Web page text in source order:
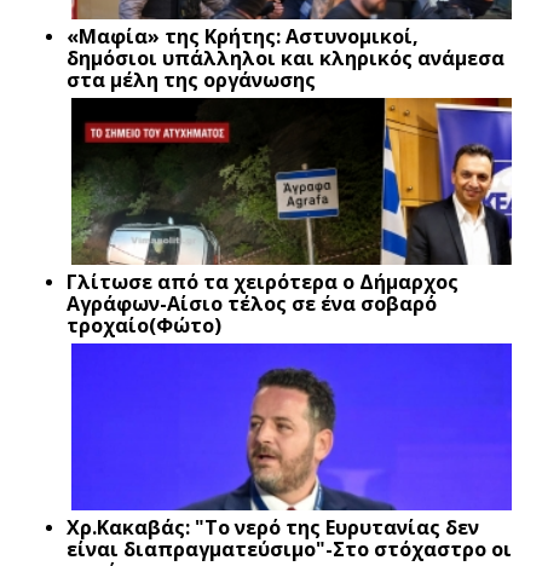
«Μαφία» της Κρήτης: Αστυνομικοί,
δημόσιοι υπάλληλοι και κληρικός ανάμεσα
στα μέλη της οργάνωσης
Γλίτωσε από τα χειρότερα ο Δήμαρχος
Αγράφων-Αίσιο τέλος σε ένα σοβαρό
τροχαίο(Φώτο)
Xρ.Κακαβάς: "Το νερό της Ευρυτανίας δεν
είναι διαπραγματεύσιμο"-Στο στόχαστρο οι